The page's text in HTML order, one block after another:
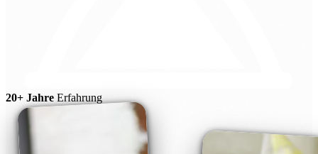
20+ Jahre Erfahrung